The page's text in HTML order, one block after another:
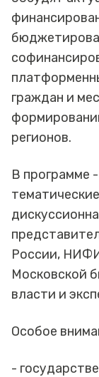
граждан и
регионов.
В программе
России,
Московской
власти и
Особое
-